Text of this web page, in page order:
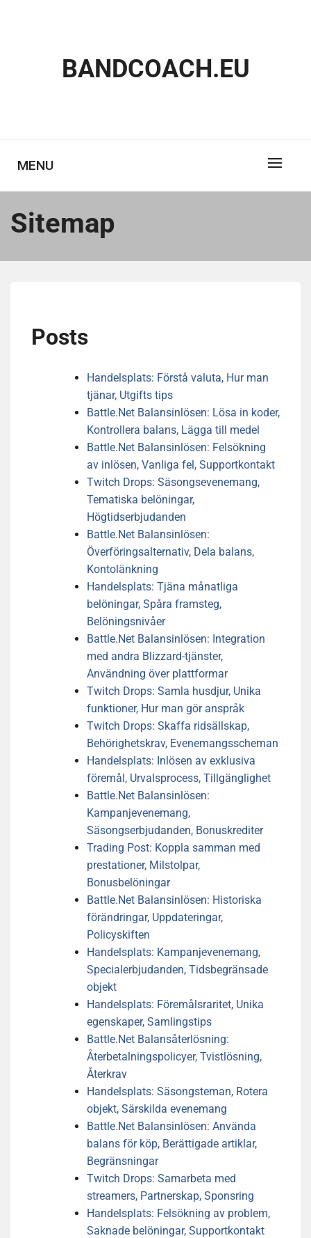
BANDCOACH.EU
MENU
Sitemap
Posts
Handelsplats: Förstå valuta, Hur man
tjänar, Utgifts tips
Battle.Net Balansinlösen: Lösa in koder,
Kontrollera balans, Lägga till medel
Battle.Net Balansinlösen: Felsökning
av inlösen, Vanliga fel, Supportkontakt
Twitch Drops: Säsongsevenemang,
Tematiska belöningar,
Högtidserbjudanden
Battle.Net Balansinlösen:
Överföringsalternativ, Dela balans,
Kontolänkning
Handelsplats: Tjäna månatliga
belöningar, Spåra framsteg,
Belöningsnivåer
Battle.Net Balansinlösen: Integration
med andra Blizzard-tjänster,
Användning över plattformar
Twitch Drops: Samla husdjur, Unika
funktioner, Hur man gör anspråk
Twitch Drops: Skaffa ridsällskap,
Behörighetskrav, Evenemangsscheman
Handelsplats: Inlösen av exklusiva
föremål, Urvalsprocess, Tillgänglighet
Battle.Net Balansinlösen:
Kampanjevenemang,
Säsongserbjudanden, Bonuskrediter
Trading Post: Koppla samman med
prestationer, Milstolpar,
Bonusbelöningar
Battle.Net Balansinlösen: Historiska
förändringar, Uppdateringar,
Policyskiften
Handelsplats: Kampanjevenemang,
Specialerbjudanden, Tidsbegränsade
objekt
Handelsplats: Föremålsraritet, Unika
egenskaper, Samlingstips
Battle.Net Balansåterlösning:
Återbetalningspolicyer, Tvistlösning,
Återkrav
Handelsplats: Säsongsteman, Rotera
objekt, Särskilda evenemang
Battle.Net Balansinlösen: Använda
balans för köp, Berättigade artiklar,
Begränsningar
Twitch Drops: Samarbeta med
streamers, Partnerskap, Sponsring
Handelsplats: Felsökning av problem,
Saknade belöningar, Supportkontakt